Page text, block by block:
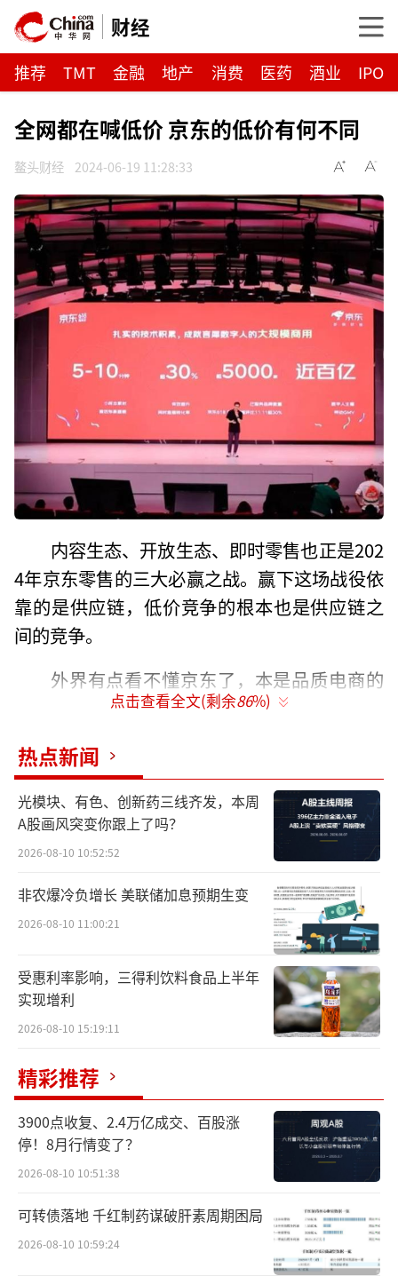
财经
推荐 TMT 金融 地产 消费 医药 酒业 IPO
全网都在喊低价 京东的低价有何不同
鳌头财经 2024-06-19 11:28:33
内容生态、开放生态、即时零售也正是202
4年京东零售的三大必赢之战。赢下这场战役依
靠的是供应链，低价竞争的根本也是供应链之
间的竞争。
外界有点看不懂京东了，本是品质电商的
代表，却加入到“百亿补贴”的行业中开始价
三方商家的入驻，京东越来越不像京东了。
事实上，低价并不意味着降低品质，吸引
第三方商家也并不意味改变自营战略，市场在
变，消费者在变，竞争对手也在变，京东必须
做出改变。
618成为观察京东改变的窗口，今年618京
东喊出了“又便宜又好”的口号，“便宜”代
表着低价，“好”代表着服务和产品的品质，
作为自营电商的代表，京东的百亿补贴做得怎
服务力的平衡？京东低价背后的核心竞争力是
什么？这一核心竞争力又将带京东走多远？
这些问题的答案，都能在今年的618中找
到。
“砸钱”百亿补贴一年多京东却更“赚
钱”了
点击查看全文(剩余86%)
热点新闻
光模块、有色、创新药三线齐发，本周
A股画风突变你跟上了吗？
2026-08-10 10:52:52
非农爆冷负增长 美联储加息预期生变
2026-08-10 11:00:21
受惠利率影响，三得利饮料食品上半年
实现增利
2026-08-10 15:19:11
精彩推荐
3900点收复、2.4万亿成交、百股涨
停！8月行情变了？
2026-08-10 10:51:38
可转债落地 千红制药谋破肝素周期困局
2026-08-10 10:59:24